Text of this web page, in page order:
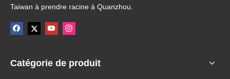
Taiwan à prendre racine à Quanzhou.
Catégorie de produit